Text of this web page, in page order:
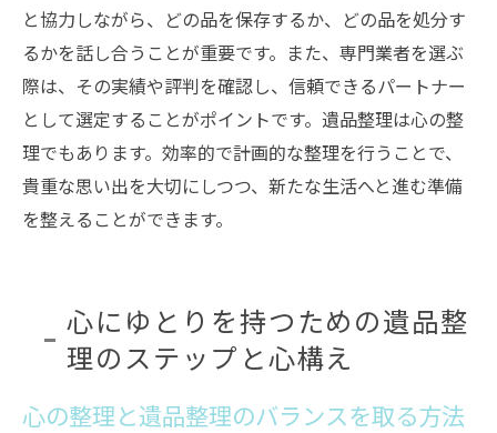
と協力しながら、どの品を保存するか、どの品を処分す
るかを話し合うことが重要です。また、専門業者を選ぶ
際は、その実績や評判を確認し、信頼できるパートナー
として選定することがポイントです。遺品整理は心の整
理でもあります。効率的で計画的な整理を行うことで、
貴重な思い出を大切にしつつ、新たな生活へと進む準備
を整えることができます。
心にゆとりを持つための遺品整
理のステップと心構え
心の整理と遺品整理のバランスを取る方法